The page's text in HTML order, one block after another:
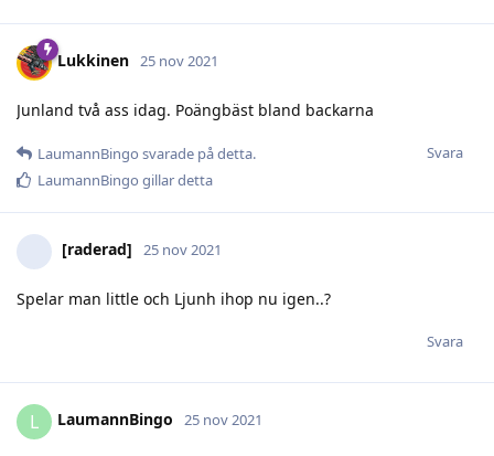
Lukkinen 25 nov 2021
Junland två ass idag. Poängbäst bland backarna
Svara
LaumannBingo svarade på detta.
LaumannBingo gillar detta
[raderad] 25 nov 2021
Spelar man little och Ljunh ihop nu igen..?
Svara
L LaumannBingo 25 nov 2021